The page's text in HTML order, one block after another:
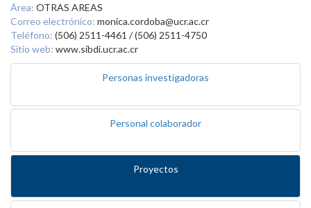
Área: OTRAS AREAS
Correo electrónico: monica.cordoba@ucr.ac.cr
Teléfono: (506) 2511-4461 / (506) 2511-4750
Sitio web: www.sibdi.ucr.ac.cr
Personas investigadoras
Personal colaborador
Proyectos